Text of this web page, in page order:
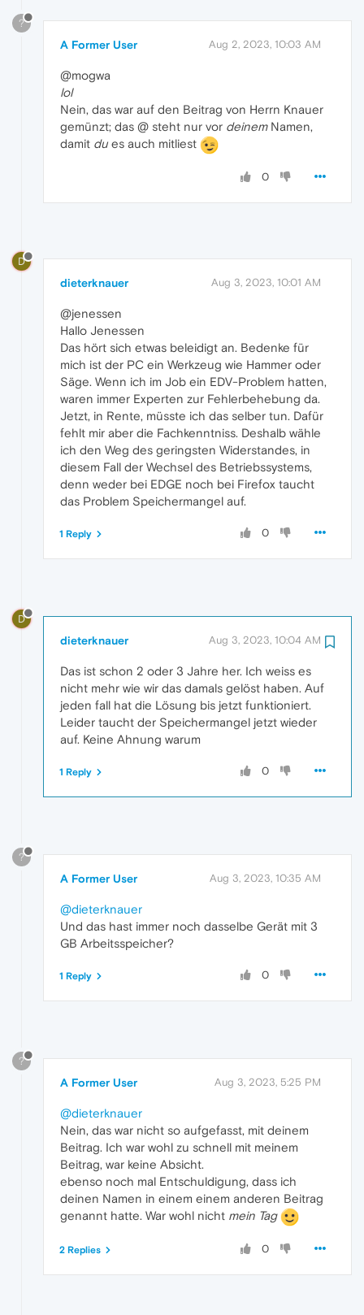
?
A Former User Aug 2, 2023, 10:03 AM
@mogwa
lol
Nein, das war auf den Beitrag von Herrn Knauer
gemünzt; das @ steht nur vor deinemNamen,
damit du es auch mitliest
0
D
dieterknauer Aug 3, 2023, 10:01 AM
@jenessen
Hallo Jenessen
Das hört sich etwas beleidigt an. Bedenke für
mich ist der PC ein Werkzeug wie Hammer oder
Säge. Wenn ich im Job ein EDV-Problem hatten,
waren immer Experten zur Fehlerbehebung da.
Jetzt, in Rente, müsste ich das selber tun. Dafür
fehlt mir aber die Fachkenntniss. Deshalb wähle
ich den Weg des geringsten Widerstandes, in
diesem Fall der Wechsel des Betriebssystems,
denn weder bei EDGE noch bei Firefox taucht
das Problem Speichermangel auf.
0
1 Reply
D
dieterknauer Aug 3, 2023, 10:04 AM
Das ist schon 2 oder 3 Jahre her. Ich weiss es
nicht mehr wie wir das damals gelöst haben. Auf
jeden fall hat die Lösung bis jetzt funktioniert.
Leider taucht der Speichermangel jetzt wieder
auf. Keine Ahnung warum
0
1 Reply
?
A Former User Aug 3, 2023, 10:35 AM
@dieterknauer
Und das hast immer noch dasselbe Gerät mit 3
GB Arbeitsspeicher?
0
1 Reply
?
A Former User Aug 3, 2023, 5:25 PM
@dieterknauer
Nein, das war nicht so aufgefasst, mit deinem
Beitrag. Ich war wohl zu schnell mit meinem
Beitrag, war keine Absicht.
ebenso noch mal Entschuldigung, dass ich
deinen Namen in einem einem anderen Beitrag
genannt hatte. War wohl nicht mein Tag
0
2 Replies